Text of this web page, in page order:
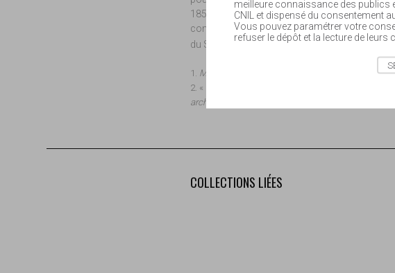
1858, il est reçu mainteneur en juin 1863) et la
comme cadre des comités royalistes de
du Sud-Ouest. Il est décédé le 1 erseptembre
1. Mémoires de l’Académie des Jeux floraux
, 1909,
2. « Faits nouveaux concernant l’âge de la pierre
archéologique du Midi
COLLECTIONS LIÉES
meilleure connaissance des publics
CNIL et dispensé du consentement
Vous pouvez paramétrer votre
refuser le dépôt et la lecture de